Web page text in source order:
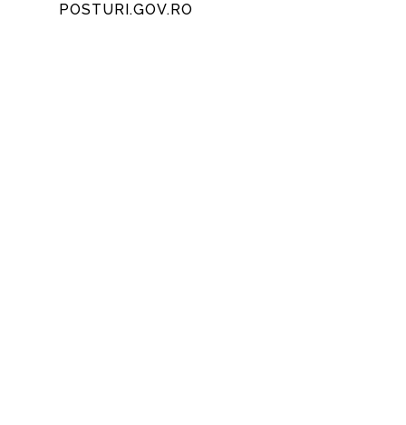
POSTURI.GOV.RO